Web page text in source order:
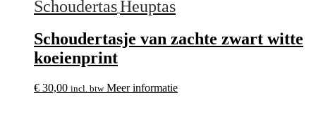
SchoudertasHeuptas
Schoudertasje van zachte zwart witte
koeienprint
€ 30,00 incl. btw Meer informatie